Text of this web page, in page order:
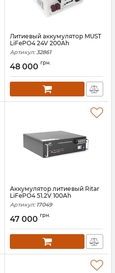
Литиевый аккумулятор MUST
LiFePO4 24V 200Ah
Артикул: 32861
48 000 грн.
Аккумулятор литиевый Ritar
LiFePO4 51.2V 100Ah
Артикул: 17049
47 000 грн.